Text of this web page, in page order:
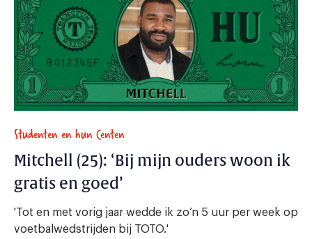
Studenten en hun Centen
Mitchell (25): ‘Bij mijn ouders woon ik
gratis en goed’
'Tot en met vorig jaar wedde ik zo’n 5 uur per week op
voetbalwedstrijden bij TOTO.'